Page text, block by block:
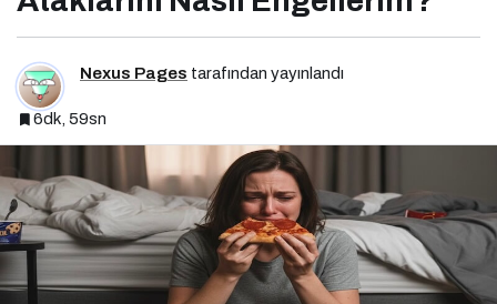
Nexus Pages tarafından yayınlandı
6dk, 59sn